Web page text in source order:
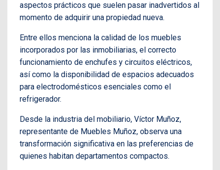
aspectos prácticos que suelen pasar inadvertidos al
momento de adquirir una propiedad nueva.
Entre ellos menciona la calidad de los muebles
incorporados por las inmobiliarias, el correcto
funcionamiento de enchufes y circuitos eléctricos,
así como la disponibilidad de espacios adecuados
para electrodomésticos esenciales como el
refrigerador.
Desde la industria del mobiliario, Víctor Muñoz,
representante de Muebles Muñoz, observa una
transformación significativa en las preferencias de
quienes habitan departamentos compactos.